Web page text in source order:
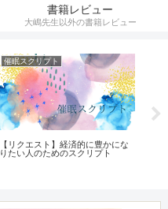
書籍レビュー
大嶋先生以外の書籍レビュー
催眠スクリプト
【リクエスト】経済的に豊かにな
りたい人のためのスクリプト